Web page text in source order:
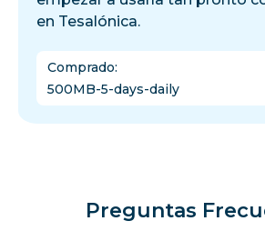
en Tesalónica.
Comprado:
500MB-5-days-daily
Preguntas